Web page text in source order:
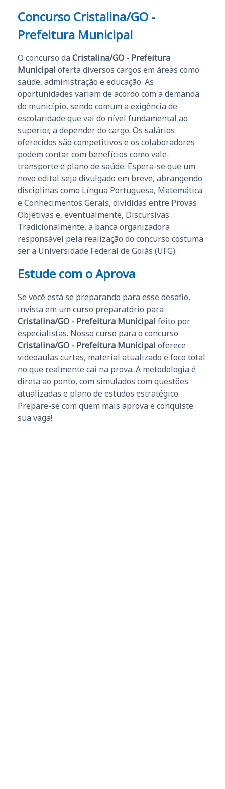
Concurso Cristalina/GO -
Prefeitura Municipal
O concurso da Cristalina/GO - Prefeitura
Municipal oferta diversos cargos em áreas como
saúde, administração e educação. As
oportunidades variam de acordo com a demanda
do município, sendo comum a exigência de
escolaridade que vai do nível fundamental ao
superior, a depender do cargo. Os salários
oferecidos são competitivos e os colaboradores
podem contar com benefícios como vale-
transporte e plano de saúde. Espera-se que um
novo edital seja divulgado em breve, abrangendo
disciplinas como Língua Portuguesa, Matemática
e Conhecimentos Gerais, divididas entre Provas
Objetivas e, eventualmente, Discursivas.
Tradicionalmente, a banca organizadora
responsável pela realização do concurso costuma
ser a Universidade Federal de Goiás (UFG).
Estude com o Aprova
Se você está se preparando para esse desafio,
invista em um curso preparatório para
Cristalina/GO - Prefeitura Municipal feito por
especialistas. Nosso curso para o concurso
Cristalina/GO - Prefeitura Municipal oferece
videoaulas curtas, material atualizado e foco total
no que realmente cai na prova. A metodologia é
direta ao ponto, com simulados com questões
atualizadas e plano de estudos estratégico.
Prepare-se com quem mais aprova e conquiste
sua vaga!